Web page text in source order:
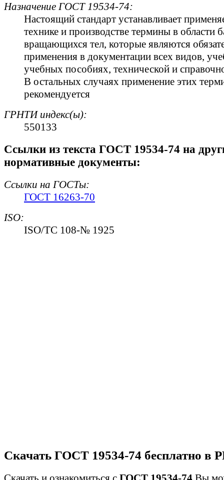
Назначение ГОСТ 19534-74:
Настоящий стандарт устанавливает
технике и производстве термины в области
вращающихся тел, которые являются
применения в документации всех видов,
учебных пособиях, технической и
В остальных случаях применение этих
рекомендуется
ГРНТИ индекс(ы):
550133
Cсылки из текста ГОСТ 19534-74 на
нормативные документы:
Ссылки на ГОСТы:
ГОСТ 16263-70
ISO:
ISO/TC 108-№ 1925
Скачать ГОСТ 19534-74 бесплатно в